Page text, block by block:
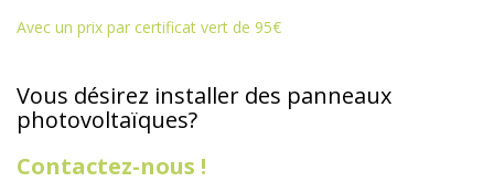
Avec un prix par certificat vert de 95€
Vous désirez installer des panneaux
photovoltaïques?
Contactez-nous !